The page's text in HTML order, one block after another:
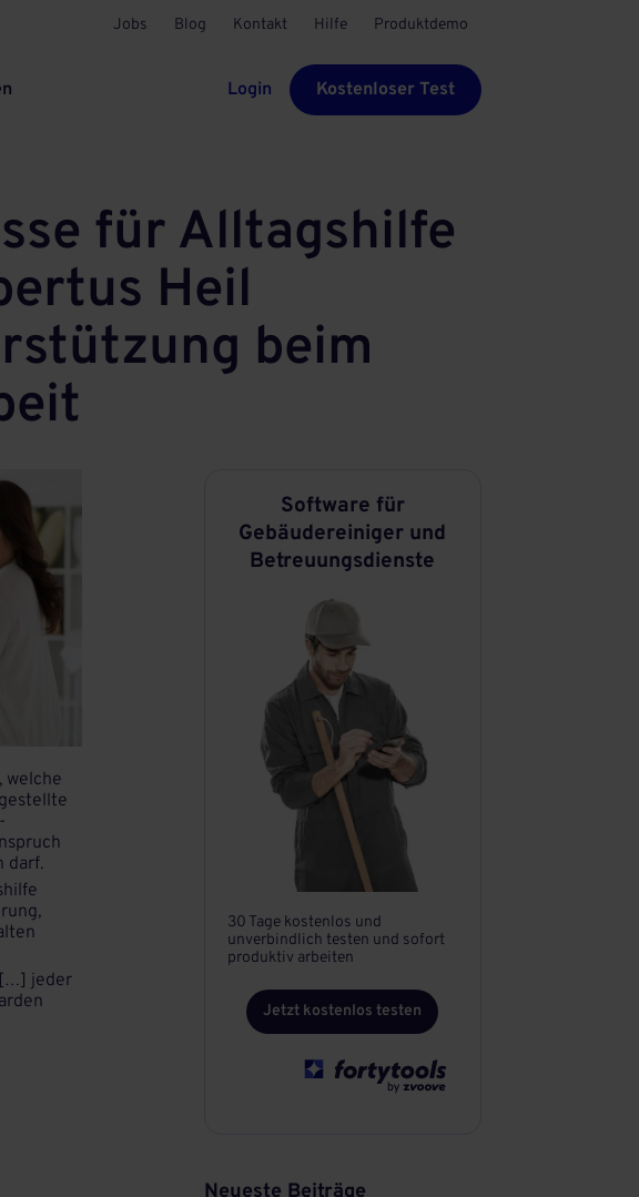
Jobs Blog Kontakt Hilfe Produktdemo
Login Kostenloser Test
für Alltagshilfe
Heil
beim
welche
darf.
[…] jeder
Software für
Gebäudereiniger und
Betreuungsdienste
30 Tage kostenlos und
unverbindlich testen und sofort
produktiv arbeiten
Jetzt kostenlos testen